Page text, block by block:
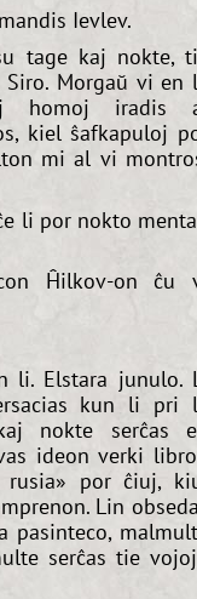
Ievlev.
tage kaj nokte,
Morgaŭ vi en
homoj iradis
kiel ŝafkapuloj
mi al vi
li por nokto
Ĥilkov-on ĉu
li. Elstara junulo.
kun li pri
nokte serĉas
ideon verki
por ĉiuj,
Lin
pasinteco,
serĉas tie